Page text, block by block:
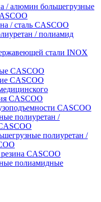
/ алюмин большегрузные
/ сталь CASCOO
/ полиамид
стали INOX
CASCOO
CASCOO
CASCOO
CASCOO
полиуретан /
полиуретан /
CASCOO
полиамидные